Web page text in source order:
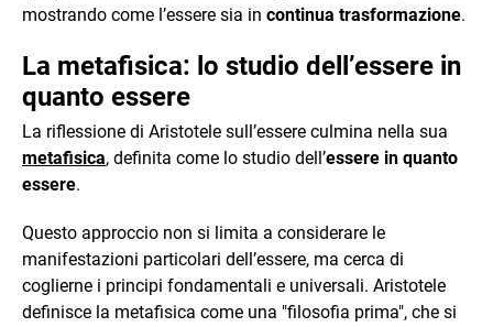
mostrando come l’essere sia in continua trasformazione.
La metafisica: lo studio dell’essere in
quanto essere
La riflessione di Aristotele sull’essere culmina nella sua
metafisica, definita come lo studio dell’essere in quanto
essere.
Questo approccio non si limita a considerare le
manifestazioni particolari dell’essere, ma cerca di
coglierne i principi fondamentali e universali. Aristotele
definisce la metafisica come una "filosofia prima", che si